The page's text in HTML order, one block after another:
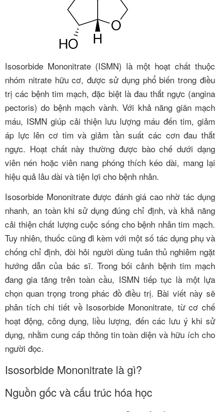
Isosorbide Mononitrate (ISMN) là một hoạt chất thuộc
nhóm nitrate hữu cơ, được sử dụng phổ biến trong điều
trị các bệnh tim mạch, đặc biệt là đau thắt ngực (angina
pectoris) do bệnh mạch vành. Với khả năng giãn mạch
máu, ISMN giúp cải thiện lưu lượng máu đến tim, giảm
áp lực lên cơ tim và giảm tần suất các cơn đau thắt
ngực. Hoạt chất này thường được bào chế dưới dạng
viên nén hoặc viên nang phóng thích kéo dài, mang lại
hiệu quả lâu dài và tiện lợi cho bệnh nhân.
Isosorbide Mononitrate được đánh giá cao nhờ tác dụng
nhanh, an toàn khi sử dụng đúng chỉ định, và khả năng
cải thiện chất lượng cuộc sống cho bệnh nhân tim mạch.
Tuy nhiên, thuốc cũng đi kèm với một số tác dụng phụ và
chống chỉ định, đòi hỏi người dùng tuân thủ nghiêm ngặt
hướng dẫn của bác sĩ. Trong bối cảnh bệnh tim mạch
đang gia tăng trên toàn cầu, ISMN tiếp tục là một lựa
chọn quan trọng trong phác đồ điều trị. Bài viết này sẽ
phân tích chi tiết về Isosorbide Mononitrate, từ cơ chế
hoạt động, công dụng, liều lượng, đến các lưu ý khi sử
dụng, nhằm cung cấp thông tin toàn diện và hữu ích cho
người đọc.
Isosorbide Mononitrate là gì?
Nguồn gốc và cấu trúc hóa học